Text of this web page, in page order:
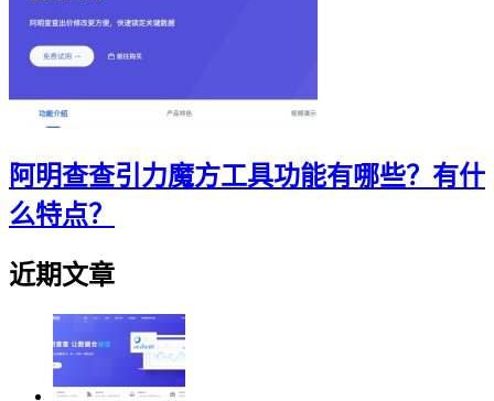
阿明查查引力魔方工具功能有哪些？有什
么特点？
近期文章